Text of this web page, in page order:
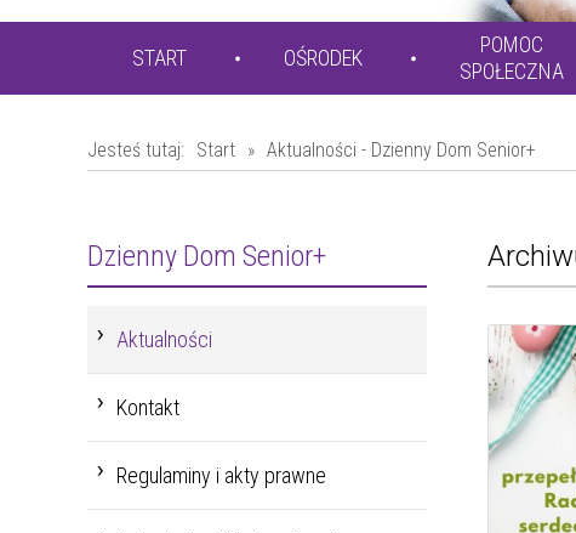
START OŚRODEK
POMOC
SPOŁECZNA
Jesteś tutaj: Start » Aktualności - Dzienny Dom Senior+
Dzienny Dom Senior+
Aktualności
Kontakt
Regulaminy i akty prawne